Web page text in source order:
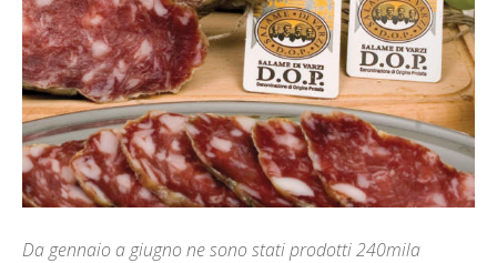
Da gennaio a giugno ne sono stati prodotti 240mila